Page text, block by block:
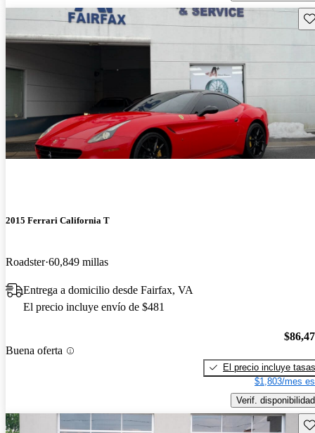
2015 Ferrari California T
Roadster 60,849 millas
Entrega a domicilio desde Fairfax, VA
El precio incluye envío de $481
Buena oferta
El precio incluye tasas
$1,803/mes
Verif. disponibilidad